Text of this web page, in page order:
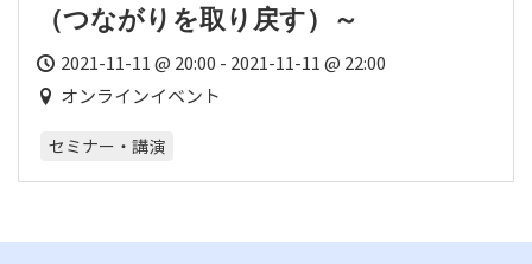
（つながりを取り戻す）～
2021-11-11 @ 20:00 - 2021-11-11 @ 22:00
オンラインイベント
セミナー・講演